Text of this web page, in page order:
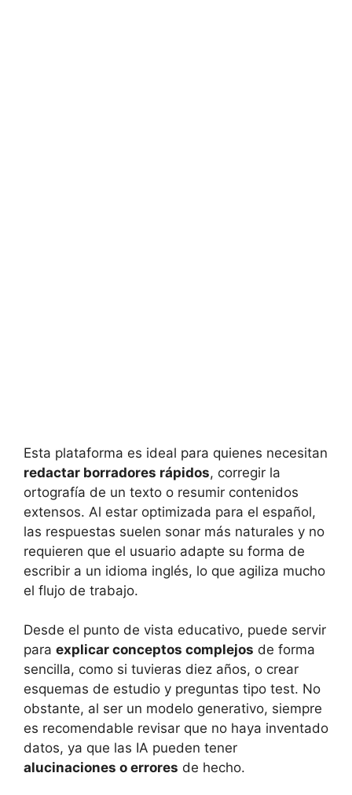
Esta plataforma es ideal para quienes necesitan
redactar borradores rápidos, corregir la
ortografía de un texto o resumir contenidos
extensos. Al estar optimizada para el español,
las respuestas suelen sonar más naturales y no
requieren que el usuario adapte su forma de
escribir a un idioma inglés, lo que agiliza mucho
el flujo de trabajo.
Desde el punto de vista educativo, puede servir
para explicar conceptos complejos de forma
sencilla, como si tuvieras diez años, o crear
esquemas de estudio y preguntas tipo test. No
obstante, al ser un modelo generativo, siempre
es recomendable revisar que no haya inventado
datos, ya que las IA pueden tener
alucinaciones o errores de hecho.